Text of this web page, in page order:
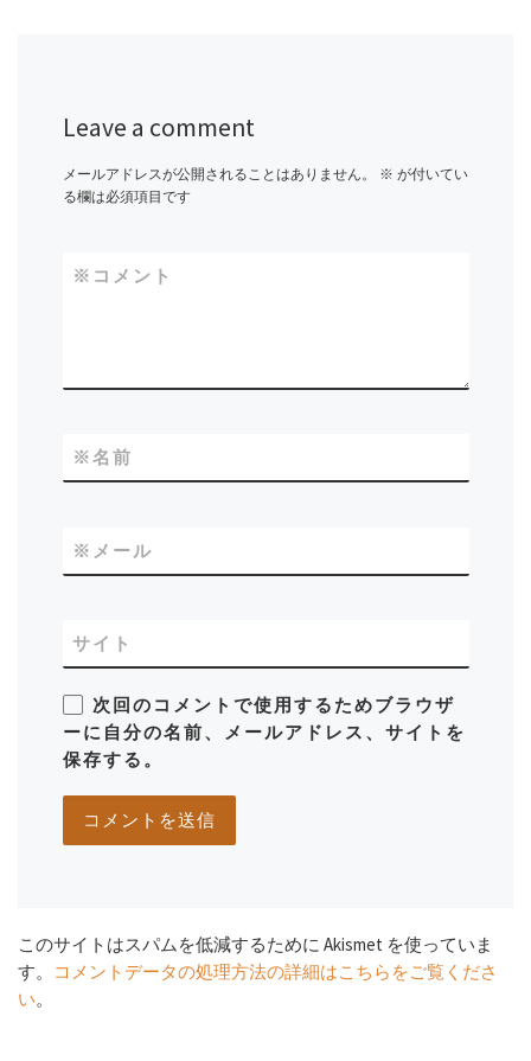
Leave a comment
メールアドレスが公開されることはありません。 ※ が付いてい
る欄は必須項目です
コメント
※
名前
※
メール
※
サイト
次回のコメントで使用するためブラウザ
ーに自分の名前、メールアドレス、サイトを
保存する。
このサイトはスパムを低減するために Akismet を使っていま
す。
コメントデータの処理方法の詳細はこちらをご覧くださ
い。